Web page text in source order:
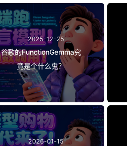
2025-12-25
谷歌的FunctionGemma究
竟是个什么鬼？
2026-01-15